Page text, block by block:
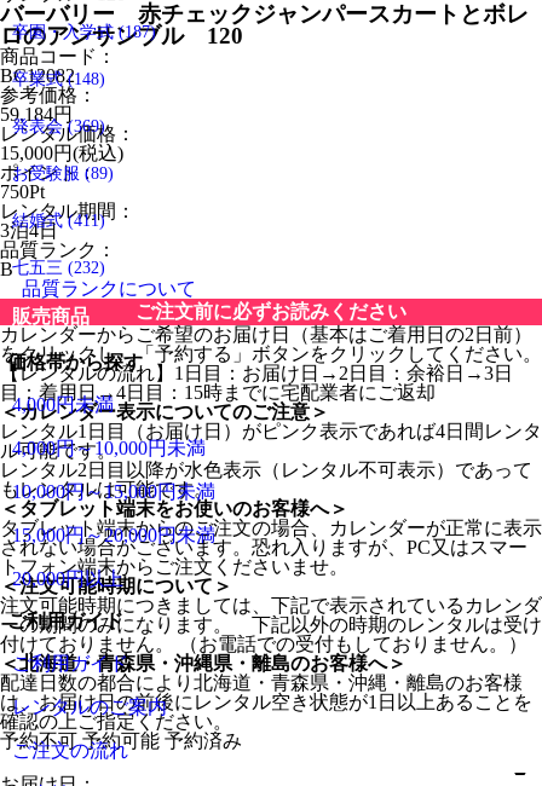
卒園・入学式(187)
卒業式(148)
発表会(369)
お受験服 (89)
結婚式(411)
七五三 (232)
販売商品
価格帯から探す
4,000円未満
4,000円～10,000円未満
10,000円～15,000円未満
15,000円～20,000円未満
20,000円以上
ご利用ガイド
ご利用ガイド
レンタルのご案内
ご注文の流れ
バーバリー 赤チェックジャンパースカートとボレ
ロのアンサンブル 120
商品コード：
BC12082
参考価格：
59,184円
レンタル価格：
15,000円(税込)
ポイント：
750Pt
レンタル期間：
3泊4日
品質ランク：
B
品質ランクについて
ご注文前に必ずお読みください
カレンダーからご希望のお届け日（基本はご着用日の2日前）
をクリックし、「予約する」ボタンをクリックしてください。
【レンタルの流れ】1日目：お届け日→2日目：余裕日→3日
目：着用日→4日目：15時までに宅配業者にご返却
＜カレンダー表示についてのご注意＞
レンタル1日目（お届け日）がピンク表示であれば4日間レンタ
ル可能です。
レンタル2日目以降が水色表示（レンタル不可表示）であって
もレンタルは可能です。
＜タブレット端末をお使いのお客様へ＞
タブレット端末からのご注文の場合、カレンダーが正常に表示
されない場合がございます。恐れ入りますが、PC又はスマー
トフォン端末からご注文くださいませ。
＜注文可能時期について＞
注文可能時期につきましては、下記で表示されているカレンダ
ーの期間のみになります。 下記以外の時期のレンタルは受け
付けておりません。 （お電話での受付もしておりません。）
＜北海道・青森県・沖縄県・離島のお客様へ＞
配達日数の都合により北海道・青森県・沖縄・離島のお客様
は、お届け日の前後にレンタル空き状態が1日以上あることを
確認の上ご指定ください。
予約不可 予約可能 予約済み